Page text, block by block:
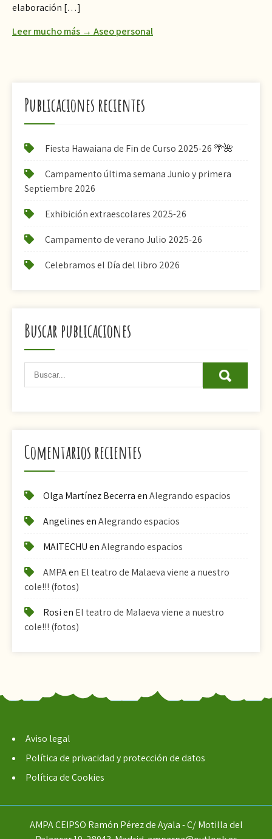
elaboración […]
Leer mucho más → Aseo personal
Publicaciones recientes
Fiesta Hawaiana de Fin de Curso 2025-26 🌴🌺
Campamento última semana Junio y primera
Septiembre 2026
Exhibición extraescolares 2025-26
Campamento de verano Julio 2025-26
Celebramos el Día del libro 2026
Buscar publicaciones
Comentarios recientes
Olga Martínez BecerraenAlegrando espacios
AngelinesenAlegrando espacios
MAITECHUenAlegrando espacios
AMPAen El teatro de Malaeva viene a nuestro
cole!!! (fotos)
Rosien El teatro de Malaeva viene a nuestro
cole!!! (fotos)
Aviso legal
Política de privacidad y protección de datos
Política de Cookies
AMPA CEIPSO Ramón Pérez de Ayala - C/ Motilla del